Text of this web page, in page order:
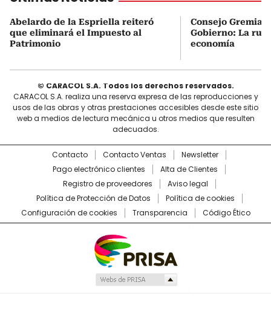
Abelardo de la Espriella reiteró
que eliminará el Impuesto al
Patrimonio
Consejo Gremial
Gobierno: La
economía
© CARACOL S.A. Todos los derechos reservados.
CARACOL S.A. realiza una reserva expresa de las reproducciones y
usos de las obras y otras prestaciones accesibles desde este sitio
web a medios de lectura mecánica u otros medios que resulten
adecuados.
Contacto Contacto Ventas
Newsletter
Pago electrónico clientes
Alta de Clientes
Registro de proveedores
Aviso legal
Política de Protección de Datos
Política de cookies
Configuración de cookies
Transparencia Código Ético